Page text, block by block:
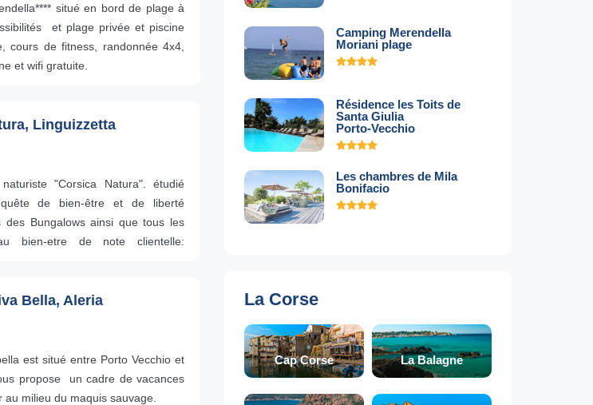
Camping Merendella
Moriani plage
Résidence les Toits de
Santa Giulia
Porto-Vecchio
Les chambres de Mila
Bonifacio
La Corse
Cap Corse La Balagne
situé en bord de plage à
et plage privée et piscine
cours de fitness, randonnée 4x4,
et wifi gratuite.
Linguizzetta
"Corsica Natura". étudié
de bien-être et de liberté
des Bungalows ainsi que tous les
bien-etre de note clientelle:
Bella, Aleria
est situé entre Porto Vecchio et
propose un cadre de vacances
milieu du maquis sauvage.